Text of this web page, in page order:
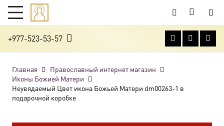
+977-523-53-57
Главная
Православный интернет магазин
Иконы Божией Матери
Неувядаемый Цвет икона Божьей Матери dm00263-1 в
подарочной коробке